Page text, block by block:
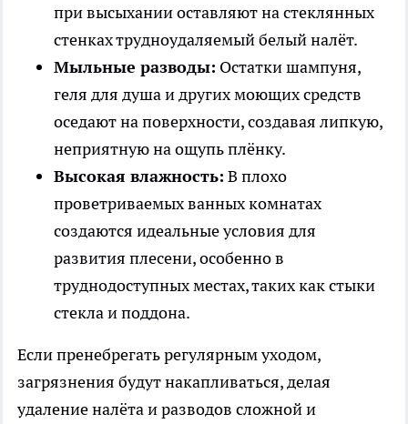
при высыхании оставляют на стеклянных
стенках трудноудаляемый белый налёт.
Мыльные разводы: Остатки шампуня,
геля для душа и других моющих средств
оседают на поверхности, создавая липкую,
неприятную на ощупь плёнку.
Высокая влажность: В плохо
проветриваемых ванных комнатах
создаются идеальные условия для
развития плесени, особенно в
труднодоступных местах, таких как стыки
стекла и поддона.
Если пренебрегать регулярным уходом,
загрязнения будут накапливаться, делая
удаление налёта и разводов сложной и